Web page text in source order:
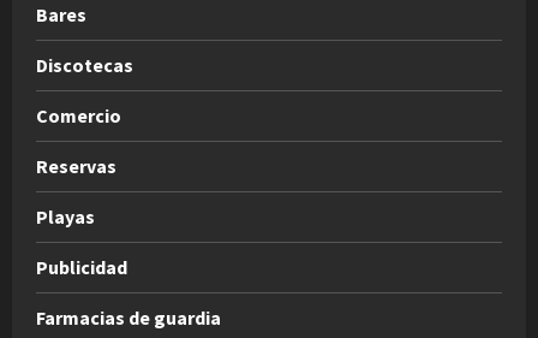
Bares
Discotecas
Comercio
Reservas
Playas
Publicidad
Farmacias de guardia